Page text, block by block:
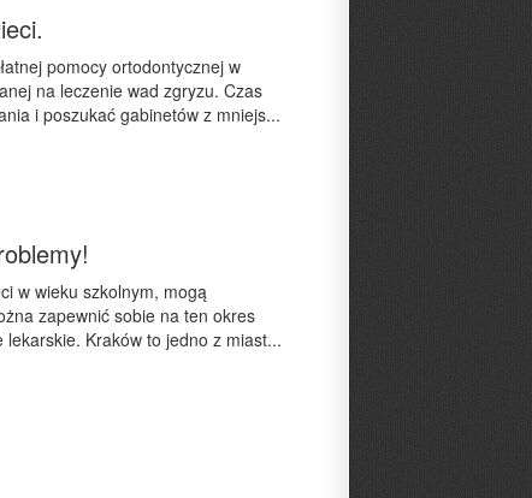
pomocy ortodontycznej w
na leczenie wad zgryzu. Czas
i poszukać gabinetów z mniejs...
w wieku szkolnym, mogą
zapewnić sobie na ten okres
Kraków to jedno z miast...